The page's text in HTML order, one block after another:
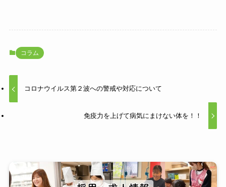
コラム
コロナウイルス第２波への警戒や対応について
免疫力を上げて病気にまけない体を！！